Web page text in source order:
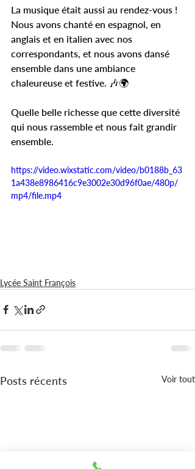
La musique était aussi au rendez-vous !
Nous avons chanté en espagnol, en
anglais et en italien avec nos
correspondants, et nous avons dansé
ensemble dans une ambiance
chaleureuse et festive. 🎶🌍
Quelle belle richesse que cette diversité
qui nous rassemble et nous fait grandir
ensemble.
https://video.wixstatic.com/video/b0188b_63
1a438e8986416c9e3002e30d96f0ae/480p/
mp4/file.mp4
Lycée Saint François
Posts récents Voir tout